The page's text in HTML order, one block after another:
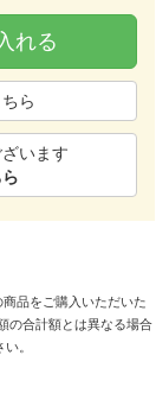
れる
ら
います
品をご購入いただいた
の合計額とは異なる場合
。